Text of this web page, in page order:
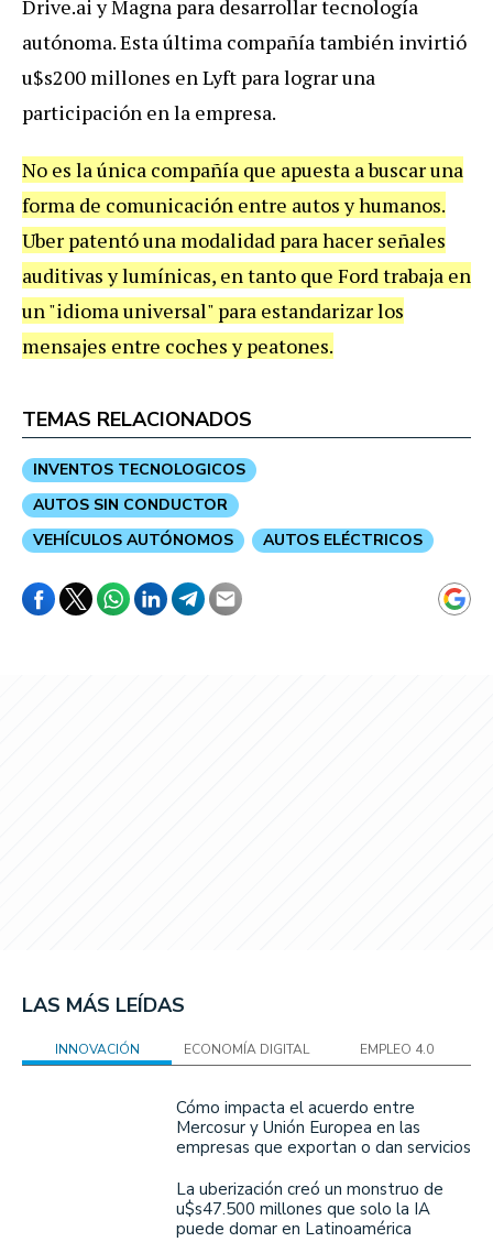
Drive.ai yMagna para desarrollartecnología
autónoma.Estaúltima compañíatambién invirtió
u$s200 millones enLyft paralograruna
participación enla empresa.
No es laúnica compañía que apuesta abuscaruna
forma de comunicación entre autos yhumanos.
Uber patentóuna modalidad parahacer señales
auditivas ylumínicas, entanto que Fordtrabaja en
un"idiomauniversal" para estandarizarlos
mensajes entre coches y peatones.
TEMAS RELACIONADOS
INVENTOS TECNOLOGICOS
AUTOS SIN CONDUCTOR
VEHÍCULOS AUTÓNOMOS
AUTOS ELÉCTRICOS
LAS MÁS LEÍDAS
INNOVACIÓN ECONOMÍA DIGITAL EMPLEO 4.0
Cómo impacta el acuerdo entre
Mercosur y Unión Europea en las
empresas que exportan o dan servicios
La uberización creó un monstruo de
u$s47.500 millones que solo la IA
puede domar en Latinoamérica